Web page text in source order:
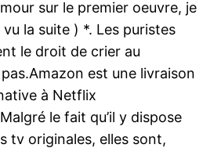
sur le premier oeuvre, je
vu la suite ) *. Les puristes
le droit de crier au
est une livraison
à Netflix
le fait qu’il y dispose
tv originales, elles sont,